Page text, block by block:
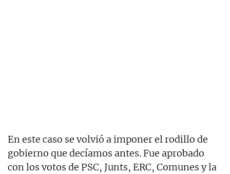
En este caso se volvió a imponer el rodillo de
gobierno que decíamos antes. Fue aprobado
con los votos de PSC, Junts, ERC, Comunes y la